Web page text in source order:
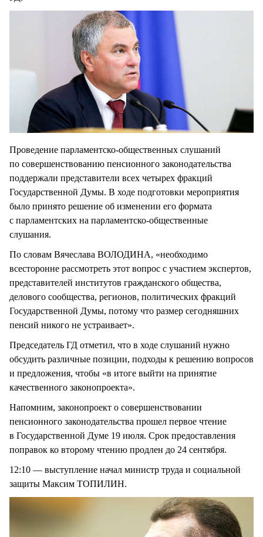
Проведение парламентско-общественных слушаний
по совершенствованию пенсионного законодательства
поддержали представители всех четырех фракций
Государственной Думы. В ходе подготовки мероприятия
было принято решение об изменении его формата
с парламентских на парламентско-общественные
слушания.
По словам Вячеслава ВОЛОДИНА, «необходимо
всесторонне рассмотреть этот вопрос с участием экспертов,
представителей институтов гражданского общества,
делового сообщества, регионов, политических фракций
Государственной Думы, потому что размер сегодняшних
пенсий никого не устраивает».
Председатель ГД отметил, что в ходе слушаний нужно
обсудить различные позиции, подходы к решению вопросов
и предложения, чтобы «в итоге выйти на принятие
качественного законопроекта».
Напомним, законопроект о совершенствовании
пенсионного законодательства прошел первое чтение
в Государственной Думе 19 июля. Срок предоставления
поправок ко второму чтению продлен до 24 сентября.
12:10 — выступление начал министр труда и социальной
защиты Максим ТОПИЛИН.